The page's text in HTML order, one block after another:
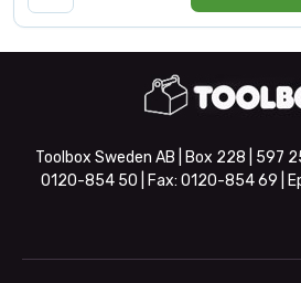
Toolbox Sweden AB | Box 228 | 597
0120-854 50 | Fax: 0120-854 69 |